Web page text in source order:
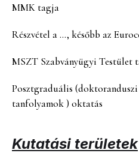
MMK tagja
Részvétel a …, később az
MSZT Szabványügyi Testület
Posztgraduális
tanfolyamok ) oktatás
Kutatási területek